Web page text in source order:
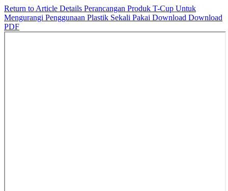
Return to Article Details Perancangan Produk T-Cup Untuk
Mengurangi Penggunaan Plastik Sekali Pakai Download Download
PDF